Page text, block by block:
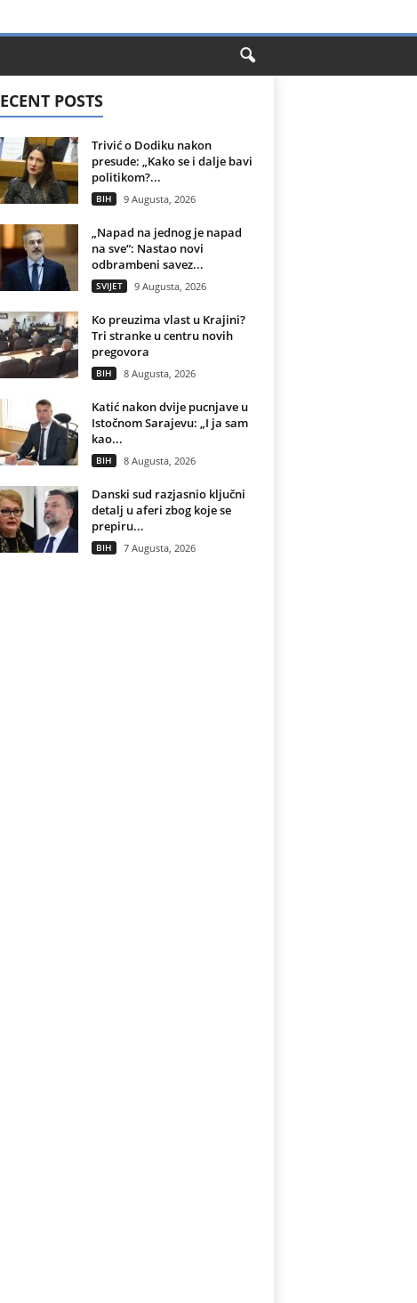
POSTS
Trivić o Dodiku nakon
presude: „Kako se i dalje bavi
politikom?...
BIH 9 Augusta, 2026
„Napad na jednog je napad
na sve“: Nastao novi
odbrambeni savez...
SVIJET 9 Augusta, 2026
Ko preuzima vlast u Krajini?
Tri stranke u centru novih
pregovora
BIH 8 Augusta, 2026
Katić nakon dvije pucnjave u
Istočnom Sarajevu: „I ja sam
kao...
BIH 8 Augusta, 2026
Danski sud razjasnio ključni
detalj u aferi zbog koje se
prepiru...
BIH 7 Augusta, 2026